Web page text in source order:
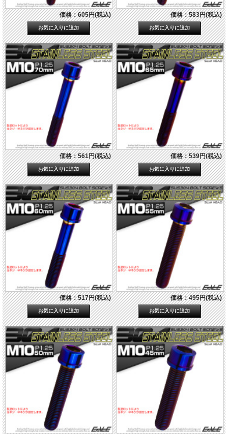
価格：605円(税込) 価格：583円(税込)
価格：561円(税込) 価格：539円(税込)
価格：517円(税込) 価格：495円(税込)